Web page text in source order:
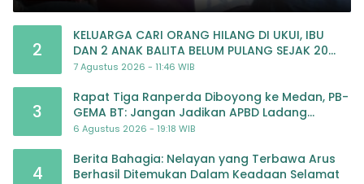
2
KELUARGA CARI ORANG HILANG DI UKUI, IBU
DAN 2 ANAK BALITA BELUM PULANG SEJAK 20
JULI 2026
7 Agustus 2026 - 11:46 WIB
3
Rapat Tiga Ranperda Diboyong ke Medan, PB-
GEMA BT: Jangan Jadikan APBD Ladang
Pembiayaan yang Tak Perlu
6 Agustus 2026 - 19:18 WIB
4
Berita Bahagia: Nelayan yang Terbawa Arus
Berhasil Ditemukan Dalam Keadaan Selamat